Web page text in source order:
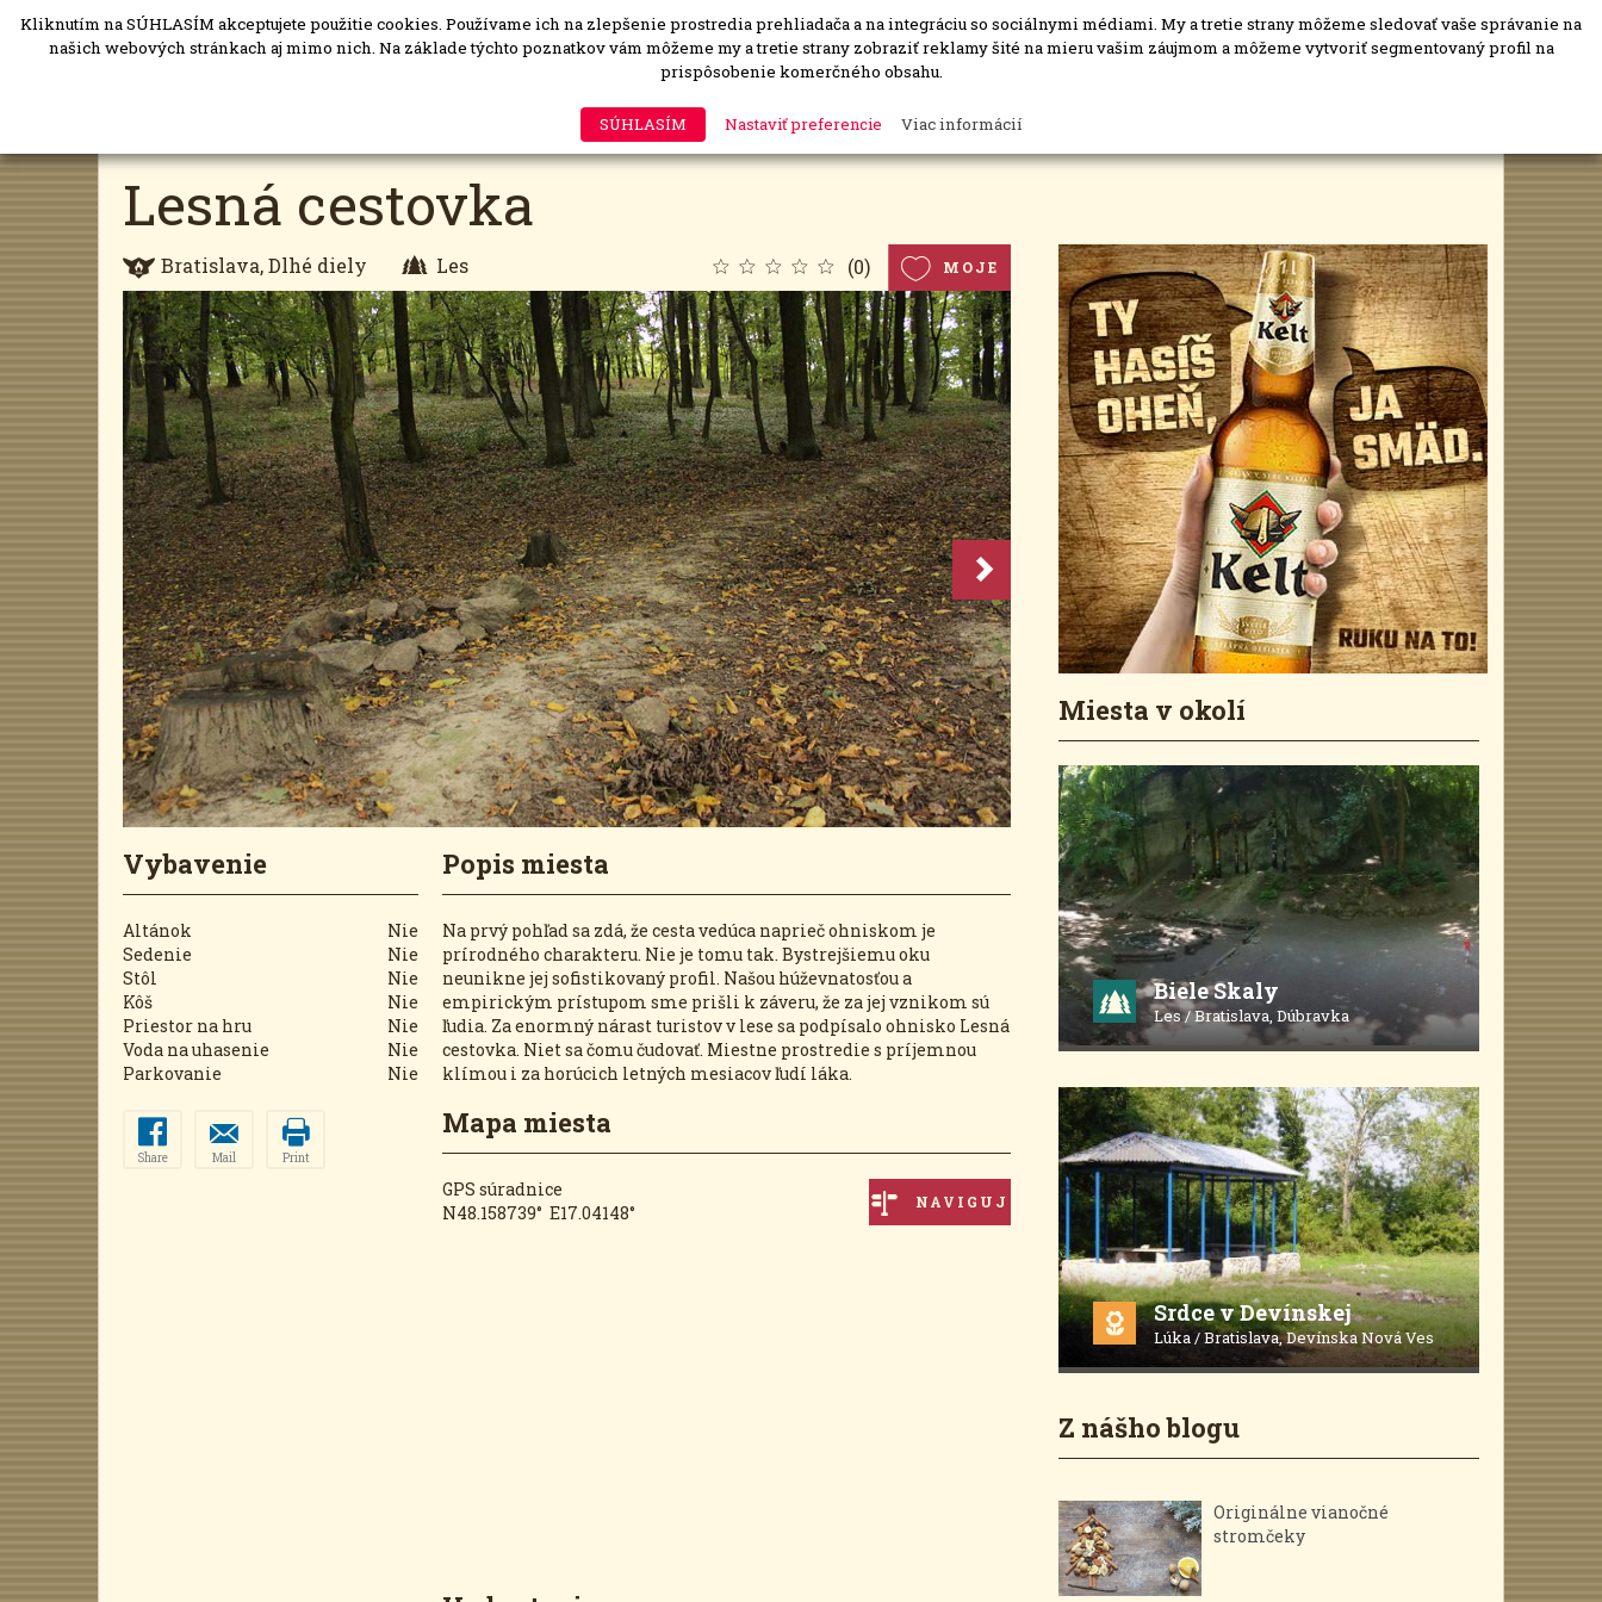
Všetky miesta Čistenie ohnísk
Lesná cestovka
Bratislava, Dlhé diely Les (0) MOJE
Vybavenie
Altánok
Nie
Sedenie
Nie
Stôl
Nie
Kôš
Nie
Priestor na hru
Nie
Voda na uhasenie
Nie
Parkovanie
Nie
Share Mail Print
Popis miesta
Na prvý pohľad sa zdá, že cesta vedúca naprieč ohniskom je
prírodného charakteru. Nie je tomu tak. Bystrejšiemu oku
neunikne jej sofistikovaný profil. Našou húževnatosťou a
empirickým prístupom sme prišli k záveru, že za jej vznikom sú
ľudia. Za enormný nárast turistov v lese sa podpísalo ohnisko Lesná
cestovka. Niet sa čomu čudovať. Miestne prostredie s príjemnou
klímou i za horúcich letných mesiacov ľudí láka.
Mapa miesta
GPS súradnice
N48.158739° E17.04148°
NAVIGUJ
Miesta v okolí
Biele Skaly
Les / Bratislava, Dúbravka
Srdce v Devínskej
Lúka / Bratislava, Devínska Nová Ves
Z nášho blogu
Originálne vianočné
stromčeky
Kliknutím na SÚHLASÍM akceptujete použitie cookies. Používame ich na zlepšenie prostredia prehliadača a na integráciu so sociálnymi médiami. My a tretie strany môžeme sledovať vaše správanie na
našich webových stránkach aj mimo nich. Na základe týchto poznatkov vám môžeme my a tretie strany zobraziť reklamy šité na mieru vašim záujmom a môžeme vytvoriť segmentovaný profil na
prispôsobenie komerčného obsahu.
SÚHLASÍM Nastaviť preferencie Viac informácií